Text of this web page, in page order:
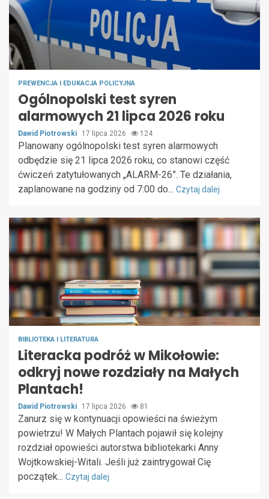
PREWENCJA I EDUKACJA POLICYJNA
Ogólnopolski test syren
alarmowych 21 lipca 2026 roku
Dawid Piotrowski 17 lipca 2026 124
Planowany ogólnopolski test syren alarmowych
odbędzie się 21 lipca 2026 roku, co stanowi część
ćwiczeń zatytułowanych „ALARM-26”. Te działania,
zaplanowane na godziny od 7:00 do... Czytaj dalej
BIBLIOTEKA I LITERATURA
Literacka podróż w Mikołowie:
odkryj nowe rozdziały na Małych
Plantach!
Dawid Piotrowski 17 lipca 2026 81
Zanurz się w kontynuacji opowieści na świeżym
powietrzu! W Małych Plantach pojawił się kolejny
rozdział opowieści autorstwa bibliotekarki Anny
Wojtkowskiej-Witali. Jeśli już zaintrygował Cię
początek... Czytaj dalej